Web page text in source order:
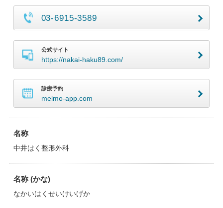
03-6915-3589
公式サイト
https://nakai-haku89.com/
診療予約
melmo-app.com
名称
中井はく整形外科
名称 (かな)
なかいはくせいけいげか